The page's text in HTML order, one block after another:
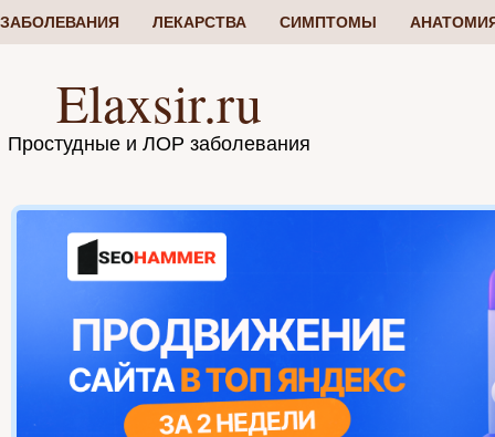
ЗАБОЛЕВАНИЯ ЛЕКАРСТВА СИМПТОМЫ
Elaxsir.ru
Простудные и ЛОР заболевания